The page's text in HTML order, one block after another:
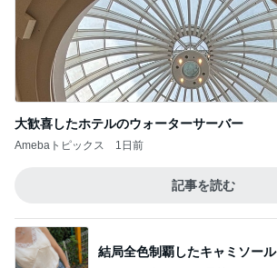
大歓喜したホテルのウォーターサーバー
Amebaトピックス 1日前
記事を読む
結局全色制覇したキャミソール